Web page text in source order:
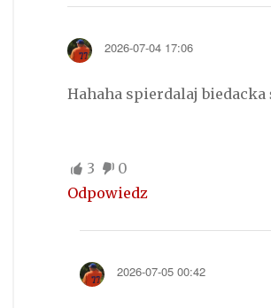
2026-07-04 17:06
Hahaha spierdalaj
3
0
Odpowiedz
2026-07-05 00:42